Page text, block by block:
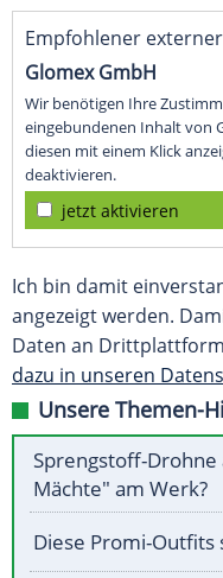
Empfohlener
Glomex GmbH
Wir benötigen Ihre
eingebundenen Inhalt von
diesen mit einem Klick
deaktivieren.
jetzt aktivieren
Ich bin damit
angezeigt werden.
Daten an
dazu in unseren
Unsere Themen-
Sprengstoff-
Mächte" am Werk?
Diese Promi-